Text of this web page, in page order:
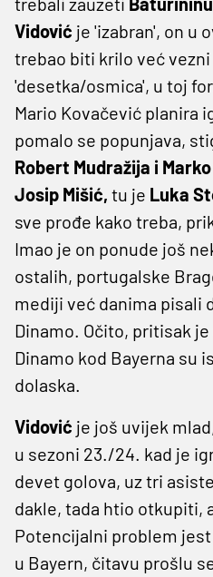
Vidović je 'izabran', on u
trebao biti krilo već vezni
'desetka/osmica', u toj
Mario Kovačević planira
pomalo se popunjava,
Robert Mudražija i
Josip Mišić, tu je Luka
sve prođe kako treba,
Imao je on ponude još
ostalih, portugalske
mediji već danima pisali
Dinamo. Očito, pritisak
Dinamo kod Bayerna su
dolaska.
Vidović je još uvijek
u sezoni 23./24. kad je
devet golova, uz tri
dakle, tada htio otkupiti,
Potencijalni problem
u Bayern, čitavu prošlu